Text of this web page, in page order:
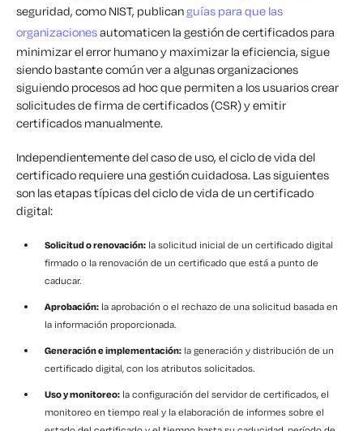
seguridad, como NIST, publicanguías para que las
organizacionesautomaticen la gestión de certificados para
minimizar el error humano y maximizar la eficiencia, sigue
siendo bastante común ver a algunas organizaciones
siguiendo procesos ad hoc que permiten a los usuarios crear
solicitudes de firma de certificados (CSR) y emitir
certificados manualmente.
Independientemente del caso de uso, el ciclo de vida del
certificado requiere una gestión cuidadosa. Las siguientes
son las etapas típicas del ciclo de vida de un certificado
digital:
Solicitud o renovación: la solicitud inicial de un certificado digital
firmado o la renovación de un certificado que está a punto de
caducar.
Aprobación: la aprobación o el rechazo de una solicitud basada en
la información proporcionada.
Generación e implementación: la generación y distribución de un
certificado digital, con los atributos solicitados.
Uso y monitoreo: la configuración del servidor de certificados, el
monitoreo en tiempo real y la elaboración de informes sobre el